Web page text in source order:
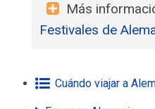
Más
Festivales de
Cuándo viajar a